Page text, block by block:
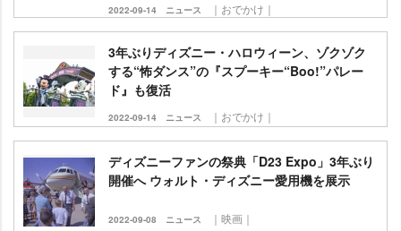
2022-09-14 ニュース ｜おでかけ｜
3年ぶりディズニー・ハロウィーン、ゾクゾク
する“怖ダンス”の『スプーキー“Boo!”パレー
ド』も復活
2022-09-14 ニュース ｜おでかけ｜
ディズニーファンの祭典「D23 Expo」3年ぶり
開催へ ウォルト・ディズニー愛用機を展示
2022-09-08 ニュース ｜映画｜